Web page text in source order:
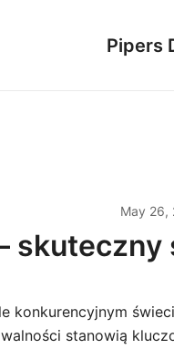
Pipers
May 26,
konkurencyjnym
stanowią